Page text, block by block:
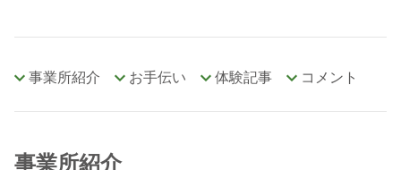
事業所紹介 お手伝い 体験記事 コメント
事業所紹介